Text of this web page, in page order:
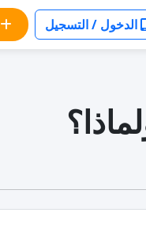
الدخول / التسجيل